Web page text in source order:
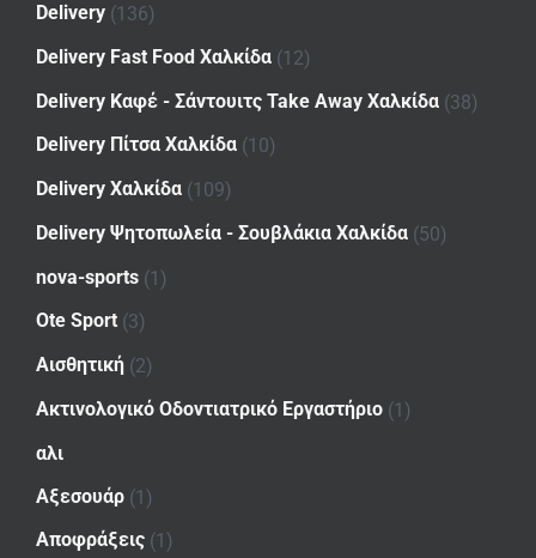
Delivery (136)
Delivery Fast Food Χαλκίδα (12)
Delivery Καφέ - Σάντουιτς Take Away Χαλκίδα (38)
Delivery Πίτσα Χαλκίδα (10)
Delivery Χαλκίδα (109)
Delivery Ψητοπωλεία - Σουβλάκια Χαλκίδα (50)
nova-sports (1)
Ote Sport (3)
Αισθητική (2)
Ακτινολογικό Οδοντιατρικό Εργαστήριο (1)
αλι
Αξεσουάρ (1)
Αποφράξεις (1)